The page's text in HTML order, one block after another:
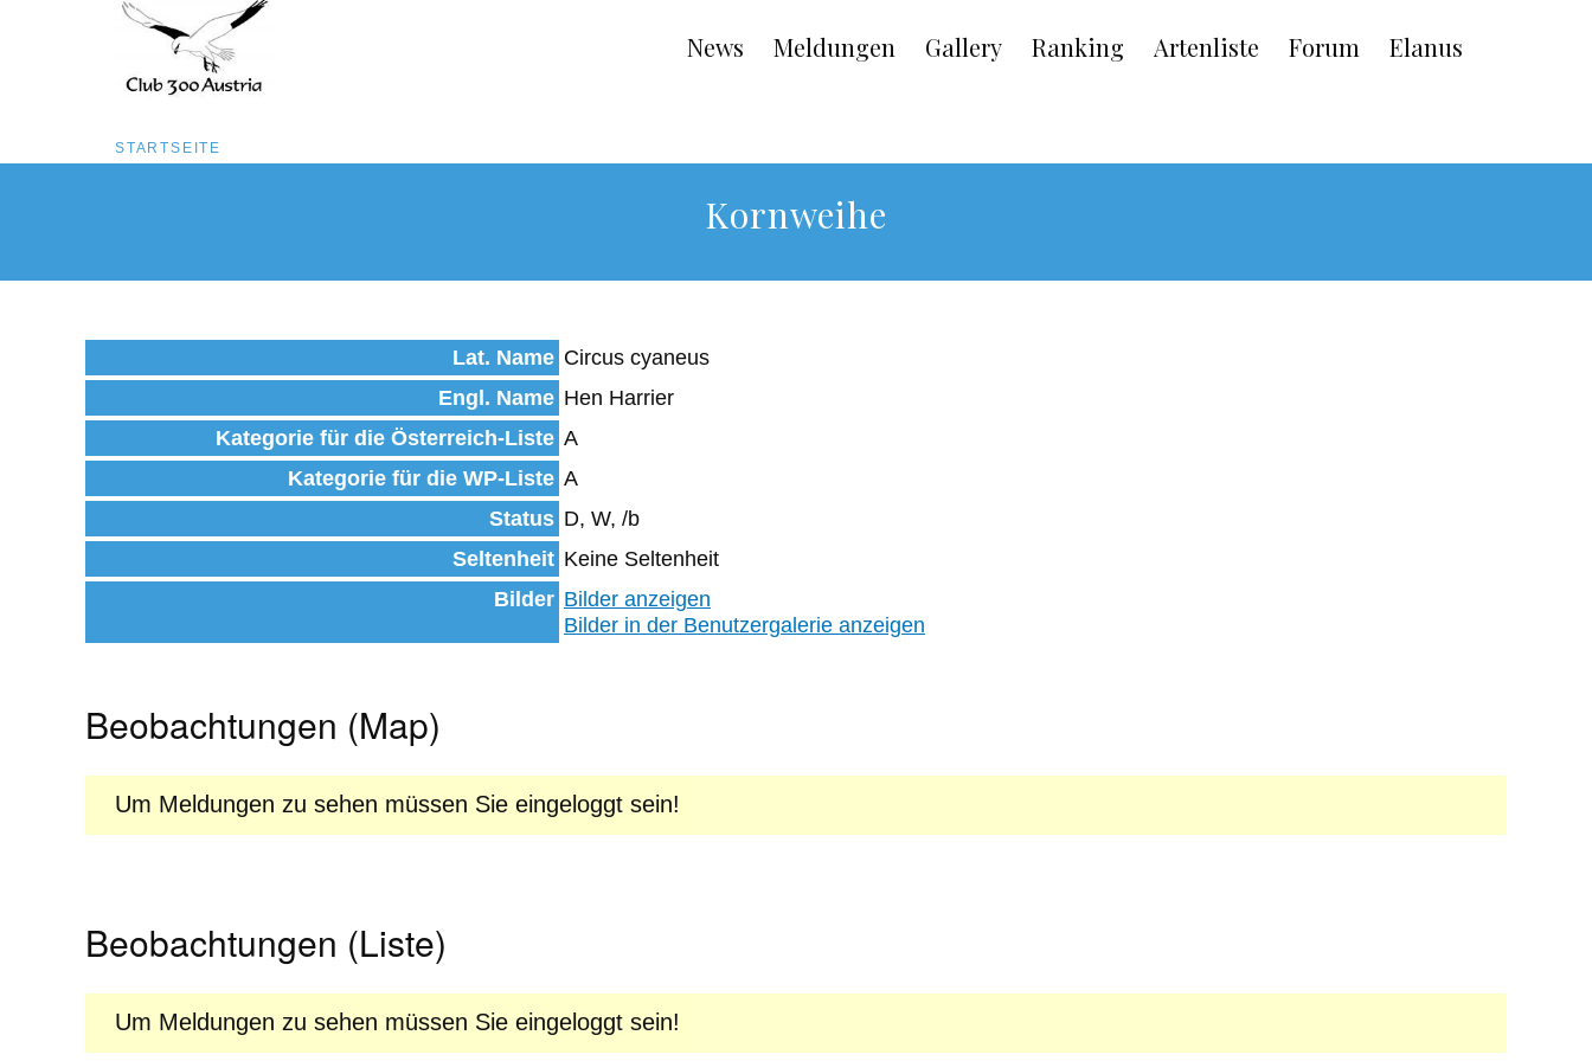
Inhalt
Main
navigation
News Meldungen Gallery Ranking Artenliste Forum Elanus
Pfadnavigation
STARTSEITE
Kornweihe
Lat. Name Circus cyaneus
Engl. Name Hen Harrier
Kategorie für die Österreich-Liste A
Kategorie für die WP-Liste A
Status D, W, /b
Seltenheit Keine Seltenheit
Bilder Bilder anzeigen
Bilder in der Benutzergalerie anzeigen
Beobachtungen (Map)
Um Meldungen zu sehen müssen Sie eingeloggt sein!
Beobachtungen (Liste)
Um Meldungen zu sehen müssen Sie eingeloggt sein!